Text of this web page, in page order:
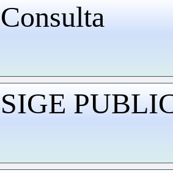
Consulta
SIGE